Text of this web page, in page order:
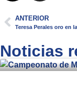
ANTERIOR
Noticias